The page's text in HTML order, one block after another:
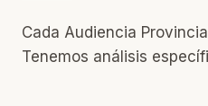
Cada Audiencia
Tenemos análisis